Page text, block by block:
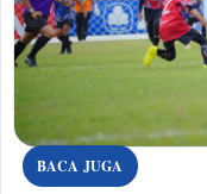
BACA JUGA